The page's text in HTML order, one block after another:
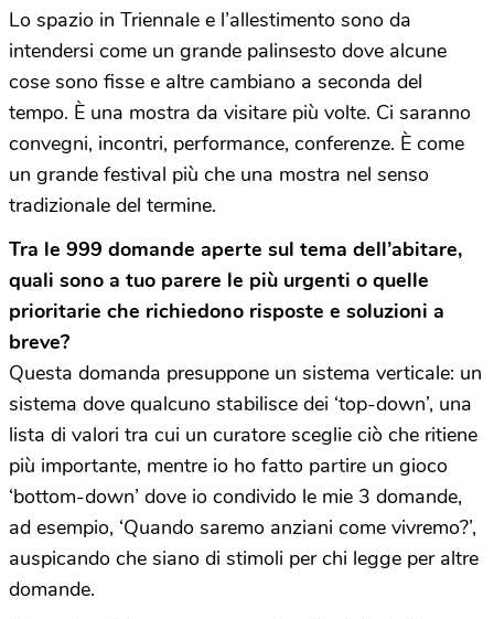
Lo spazio in Triennale e l’allestimento sono da
intendersi come un grande palinsesto dove alcune
cose sono fisse e altre cambiano a seconda del
tempo. È una mostra da visitare più volte. Ci saranno
convegni, incontri, performance, conferenze. È come
un grande festival più che una mostra nel senso
tradizionale del termine.
Tra le 999 domande aperte sul tema dell’abitare,
quali sono a tuo parere le più urgenti o quelle
prioritarie che richiedono risposte e soluzioni a
breve?
Questa domanda presuppone un sistema verticale: un
sistema dove qualcuno stabilisce dei ‘top-down’, una
lista di valori tra cui un curatore sceglie ciò che ritiene
più importante, mentre io ho fatto partire un gioco
‘bottom-down’ dove io condivido le mie 3 domande,
ad esempio, ‘Quando saremo anziani come vivremo?’,
auspicando che siano di stimoli per chi legge per altre
domande.